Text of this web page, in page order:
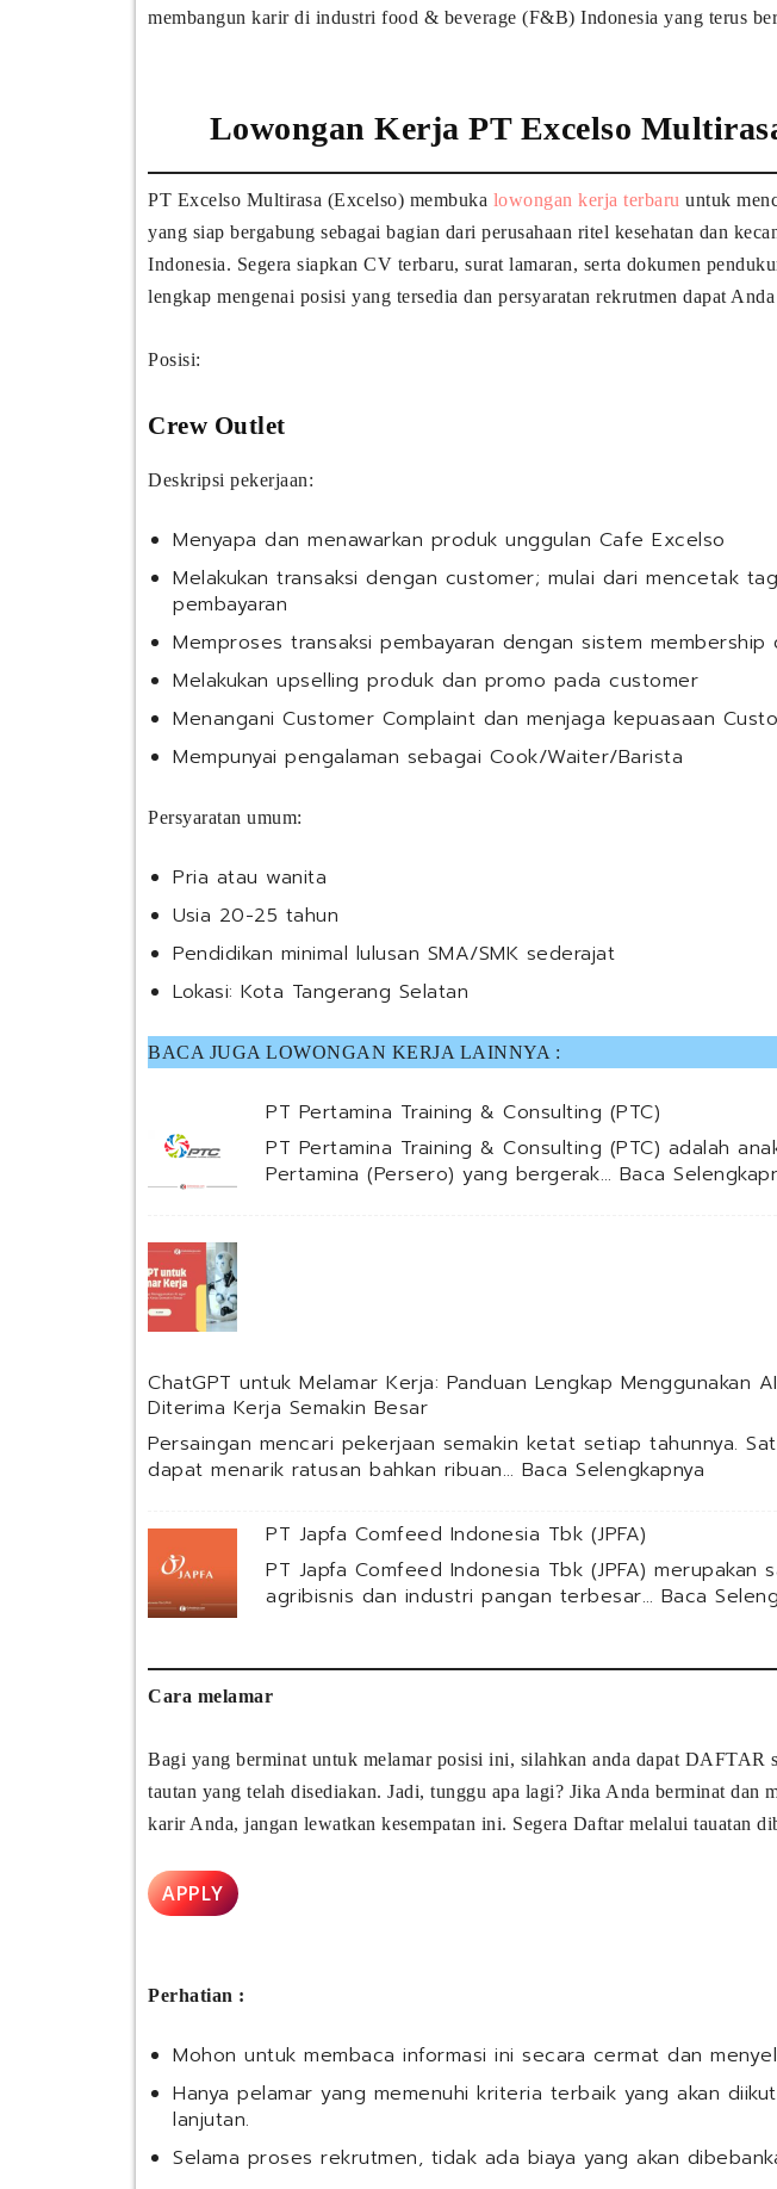
membangun karir di industri food & beverage (F&B) Indonesia yang terus
Lowongan Kerja PT Excelso
PT Excelso Multirasa (Excelso) membuka lowongan kerja terbaru untuk
yang siap bergabung sebagai bagian dari perusahaan ritel kesehatan dan
Indonesia. Segera siapkan CV terbaru, surat lamaran, serta dokumen
lengkap mengenai posisi yang tersedia dan persyaratan rekrutmen dapat
Posisi:
Crew Outlet
Deskripsi pekerjaan:
Menyapa dan menawarkan produk unggulan Cafe Excelso
Melakukan transaksi dengan customer; mulai dari mencetak
pembayaran
Memproses transaksi pembayaran dengan sistem membership
Melakukan upselling produk dan promo pada customer
Menangani Customer Complaint dan menjaga kepuasaan
Mempunyai pengalaman sebagai Cook/Waiter/Barista
Persyaratan umum:
Pria atau wanita
Usia 20-25 tahun
Pendidikan minimal lulusan SMA/SMK sederajat
Lokasi: Kota Tangerang Selatan
BACA JUGA LOWONGAN KERJA LAINNYA :
PT Pertamina Training & Consulting (PTC)
PT Pertamina Training & Consulting (PTC) adalah
Pertamina (Persero) yang bergerak… Baca
ChatGPT untuk Melamar Kerja: Panduan Lengkap Menggunakan
Diterima Kerja Semakin Besar
Persaingan mencari pekerjaan semakin ketat setiap tahunnya.
dapat menarik ratusan bahkan ribuan… Baca Selengkapnya
t
G
u
k
M
e
a
:
a
n
PT Japfa Comfeed Indonesia Tbk (JPFA)
PT Japfa Comfeed Indonesia Tbk (JPFA) merupakan
agribisnis dan industri pangan terbesar… Baca
Cara melamar
Bagi yang berminat untuk melamar posisi ini, silahkan anda dapat DAFTAR
tautan yang telah disediakan. Jadi, tunggu apa lagi? Jika Anda berminat dan
karir Anda, jangan lewatkan kesempatan ini. Segera Daftar melalui tauatan
APPLY
Perhatian :
Mohon untuk membaca informasi ini secara cermat dan
Hanya pelamar yang memenuhi kriteria terbaik yang akan
lanjutan.
Selama proses rekrutmen, tidak ada biaya yang akan